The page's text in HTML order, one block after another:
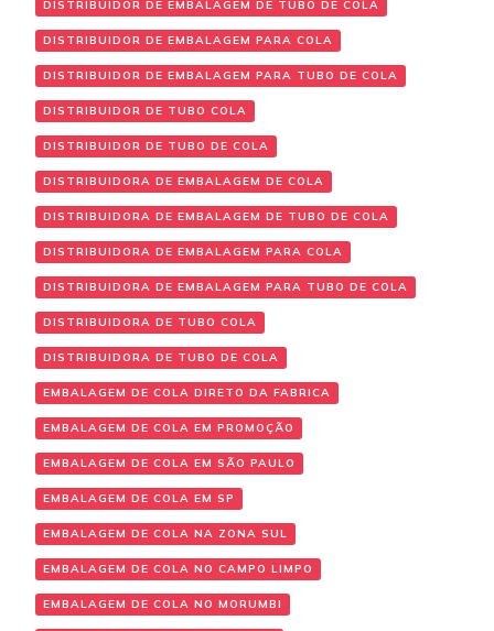
DISTRIBUIDOR DE EMBALAGEM DE TUBO DE COLA
DISTRIBUIDOR DE EMBALAGEM PARA COLA
DISTRIBUIDOR DE EMBALAGEM PARA TUBO DE COLA
DISTRIBUIDOR DE TUBO COLA
DISTRIBUIDOR DE TUBO DE COLA
DISTRIBUIDORA DE EMBALAGEM DE COLA
DISTRIBUIDORA DE EMBALAGEM DE TUBO DE COLA
DISTRIBUIDORA DE EMBALAGEM PARA COLA
DISTRIBUIDORA DE EMBALAGEM PARA TUBO DE COLA
DISTRIBUIDORA DE TUBO COLA
DISTRIBUIDORA DE TUBO DE COLA
EMBALAGEM DE COLA DIRETO DA FABRICA
EMBALAGEM DE COLA EM PROMOÇÃO
EMBALAGEM DE COLA EM SÃO PAULO
EMBALAGEM DE COLA EM SP
EMBALAGEM DE COLA NA ZONA SUL
EMBALAGEM DE COLA NO CAMPO LIMPO
EMBALAGEM DE COLA NO MORUMBI